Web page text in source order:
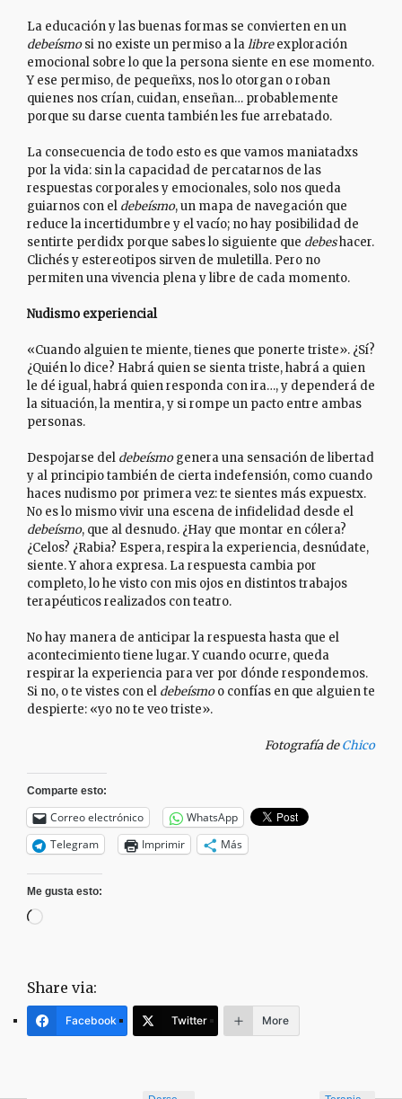
La educación y las buenas formas se convierten en un
debeísmosi no existe un permiso a lalibreexploración
emocional sobre lo que la persona siente en ese momento.
Y ese permiso, de pequeñxs, nos lo otorgan o roban
quienes nos crían, cuidan, enseñan… probablemente
porque su darse cuenta también les fue arrebatado.
La consecuencia de todo esto es que vamos maniatadxs
por la vida: sin la capacidad de percatarnos de las
respuestas corporales y emocionales, solo nos queda
guiarnos con el debeísmo, un mapa de navegación que
reduce la incertidumbre y el vacío; no hay posibilidad de
sentirte perdidx porque sabes lo siguiente que debeshacer.
Clichés y estereotipos sirven de muletilla. Pero no
permiten una vivencia plena y libre de cada momento.
Nudismo experiencial
«Cuando alguien te miente, tienes que ponerte triste». ¿Sí?
¿Quién lo dice? Habrá quien se sienta triste, habrá a quien
le dé igual, habrá quien responda con ira…, y dependerá de
la situación, la mentira, y si rompe un pacto entre ambas
personas.
Despojarse del debeísmogenera una sensación de libertad
y al principio también de cierta indefensión, como cuando
haces nudismo por primera vez: te sientes más expuestx.
No es lo mismo vivir una escena de infidelidad desde el
debeísmo, que al desnudo. ¿Hay que montar en cólera?
¿Celos? ¿Rabia? Espera, respira la experiencia, desnúdate,
siente. Y ahora expresa. La respuesta cambia por
completo, lo he visto con mis ojos en distintos trabajos
terapéuticos realizados con teatro.
No hay manera de anticipar la respuesta hasta que el
acontecimiento tiene lugar. Y cuando ocurre, queda
respirar la experiencia para ver por dónde respondemos.
Si no, o te vistes con el debeísmoo confías en que alguien te
despierte: «yo no te veo triste».
Fotografía deChico
Comparte esto:
Correo electrónico
WhatsApp
Telegram
Imprimir Más
Me gusta esto:
Cargando...
Share via:
Facebook Twitter More